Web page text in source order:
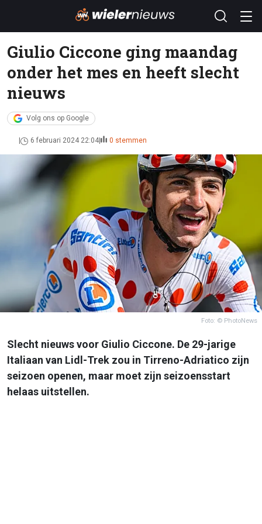
Giulio Ciccone ging maandag
onder het mes en heeft slecht
nieuws
Volg ons op Google
6 februari 2024 22:04 0 stemmen
Foto: © PhotoNews
Slecht nieuws voor Giulio Ciccone. De 29-jarige
Italiaan van Lidl-Trek zou in Tirreno-Adriatico zijn
seizoen openen, maar moet zijn seizoensstart
helaas uitstellen.